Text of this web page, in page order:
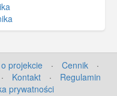
projekcie · Cennik
·
· Kontakt ·
Regulamin
prywatności